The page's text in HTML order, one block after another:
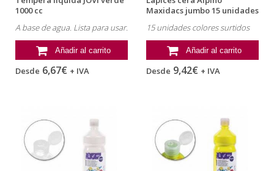
1000 cc
A base de agua. Lista para usar.
Añadir al carrito
Desde 6,67€ + IVA
Maxidacs jumbo 15 unidades
15 unidades colores surtidos
Añadir al carrito
Desde 9,42€ + IVA